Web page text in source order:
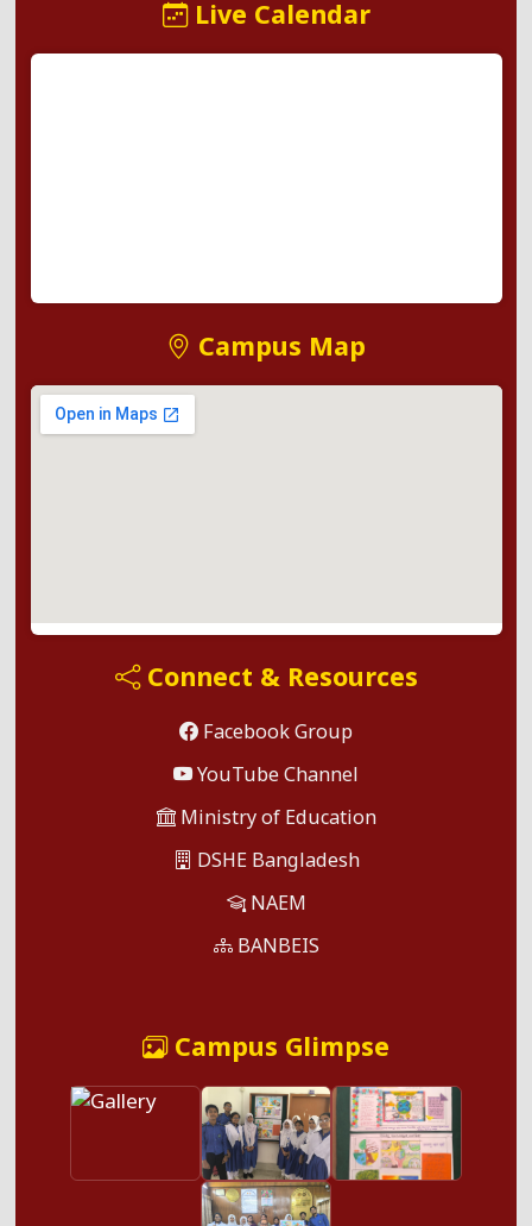
Live Calendar
Campus Map
Connect & Resources
Facebook Group
YouTube Channel
Ministry of Education
DSHE Bangladesh
NAEM
BANBEIS
Campus Glimpse